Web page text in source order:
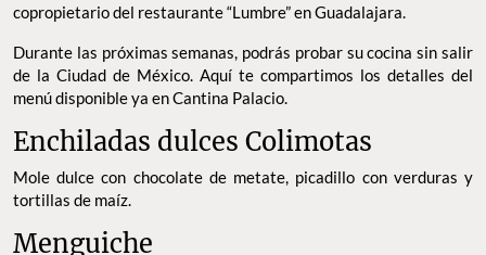
copropietario del restaurante “Lumbre” en Guadalajara.
Durante las próximas semanas, podrás probar su cocina sin salir
de la Ciudad de México. Aquí te compartimos los detalles del
menú disponible ya en Cantina Palacio.
Enchiladas dulces Colimotas
Mole dulce con chocolate de metate, picadillo con verduras y
tortillas de maíz.
Menguiche